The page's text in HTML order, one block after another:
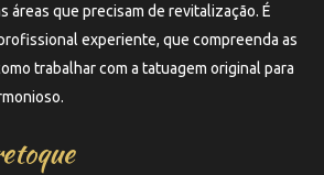
áreas que precisam de revitalização. É
experiente, que compreenda as
trabalhar com a tatuagem original para